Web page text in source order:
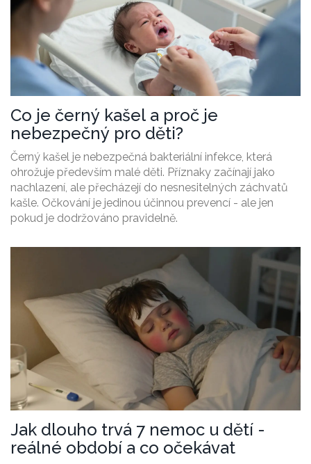
Co je černý kašel a proč je
nebezpečný pro děti?
Černý kašel je nebezpečná bakteriální infekce, která
ohrožuje především malé děti. Příznaky začínají jako
nachlazení, ale přecházejí do nesnesitelných záchvatů
kašle. Očkování je jedinou účinnou prevencí - ale jen
pokud je dodržováno pravidelně.
Jak dlouho trvá 7 nemoc u dětí -
reálné období a co očekávat